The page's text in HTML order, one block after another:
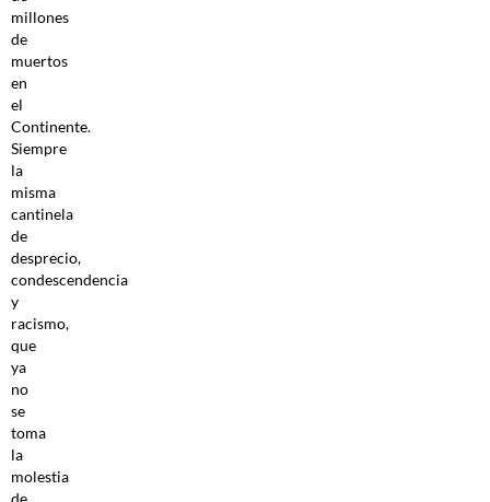
millones
de
muertos
en
el
Continente.
Siempre
la
misma
cantinela
de
desprecio,
condescendencia
y
racismo,
que
ya
no
se
toma
la
molestia
de